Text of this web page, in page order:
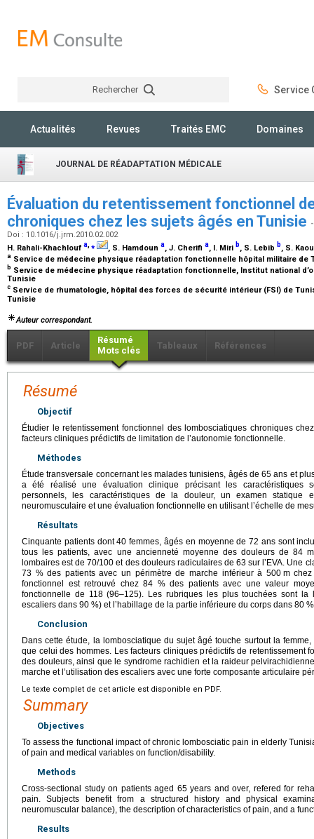
Rechercher Service
Actualités Revues Traités EMC Domaines
JOURNAL DE RÉADAPTATION MÉDICALE
Évaluation du retentissement fonctionnel
chroniques chez les sujets âgés en Tunisie
Doi : 10.1016/j.jrm.2010.02.002
H. Rahali-Khachlouf a,⁎ , S. Hamdoun a, J. Cherifi a, I. Miri b, S. Lebib b, S.
a Service de médecine physique réadaptation fonctionnelle hôpital militaire de
b Service de médecine physique réadaptation fonctionnelle, Institut national
Tunisie
c Service de rhumatologie, hôpital des forces de sécurité intérieur (FSI) de
Tunisie
Auteur correspondant.
PDF Article
Résumé
Mots clés
Tableaux Références
Résumé
Objectif
Étudier le retentissement fonctionnel des lombosciatiques chroniques
facteurs cliniques prédictifs de limitation de l’autonomie fonctionnelle.
Méthodes
Étude transversale concernant les malades tunisiens, âgés de 65 ans et
a été réalisé une évaluation clinique précisant les caractéristiques
personnels, les caractéristiques de la douleur, un examen statique
neuromusculaire et une évaluation fonctionnelle en utilisant l’échelle de
Résultats
Cinquante patients dont 40 femmes, âgés en moyenne de 72 ans sont
tous les patients, avec une ancienneté moyenne des douleurs de 84
lombaires est de 70/100 et des douleurs radiculaires de 63 sur l’EVA. Une
73 % des patients avec un périmètre de marche inférieur à 500 m
fonctionnel est retrouvé chez 84 % des patients avec une valeur
fonctionnelle de 118 (96–125). Les rubriques les plus touchées sont la
escaliers dans 90 %) et l’habillage de la partie inférieure du corps dans 80
Conclusion
Dans cette étude, la lombosciatique du sujet âgé touche surtout la
que celui des hommes. Les facteurs cliniques prédictifs de retentissement
des douleurs, ainsi que le syndrome rachidien et la raideur
marche et l’utilisation des escaliers avec une forte composante articulaire
Le texte complet de cet article est disponible en PDF.
Summary
Objectives
To assess the functional impact of chronic lombosciatic pain in elderly
of pain and medical variables on function/disability.
Methods
Cross-sectional study on patients aged 65 years and over, refered for
pain. Subjects benefit from a structured history and physical
neuromuscular balance), the description of characteristics of pain, and a
Results